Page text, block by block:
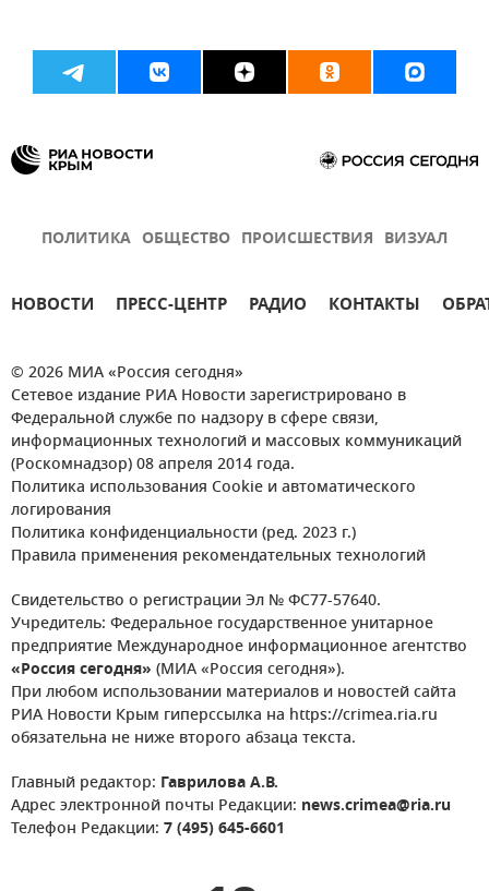
ПОЛИТИКА ОБЩЕСТВО ПРОИСШЕСТВИЯ ВИЗУАЛ
НОВОСТИ ПРЕСС-ЦЕНТР РАДИО КОНТАКТЫ
© 2026 МИА «Россия сегодня»
Сетевое издание РИА Новости зарегистрировано в
Федеральной службе по надзору в сфере связи,
информационных технологий и массовых коммуникаций
(Роскомнадзор) 08 апреля 2014 года.
Политика использования Cookie и автоматического
логирования
Политика конфиденциальности (ред. 2023 г.)
Правила применения рекомендательных технологий
Свидетельство о регистрации Эл № ФС77-57640.
Учредитель: Федеральное государственное унитарное
предприятие Международное информационное агентство
«Россия сегодня» (МИА «Россия сегодня»).
При любом использовании материалов и новостей сайта
РИА Новости Крым гиперссылка на https://crimea.ria.ru
обязательна не ниже второго абзаца текста.
Главный редактор: Гаврилова А.В.
Адрес электронной почты Редакции: news.crimea@ria.ru
Телефон Редакции: 7 (495) 645-6601